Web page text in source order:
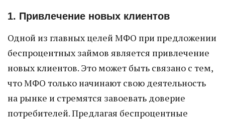
1. Привлечение новых клиентов
Одной из главных целей МФО при предложении
беспроцентных займов является привлечение
новых клиентов. Это может быть связано с тем,
что МФО только начинают свою деятельность
на рынке и стремятся завоевать доверие
потребителей. Предлагая беспроцентные